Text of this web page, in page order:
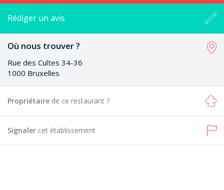
Rédiger un avis
Où nous trouver ?
Rue des Cultes 34-36
1000 Bruxelles
Propriétaire de ce restaurant ?
Signaler cet établissement